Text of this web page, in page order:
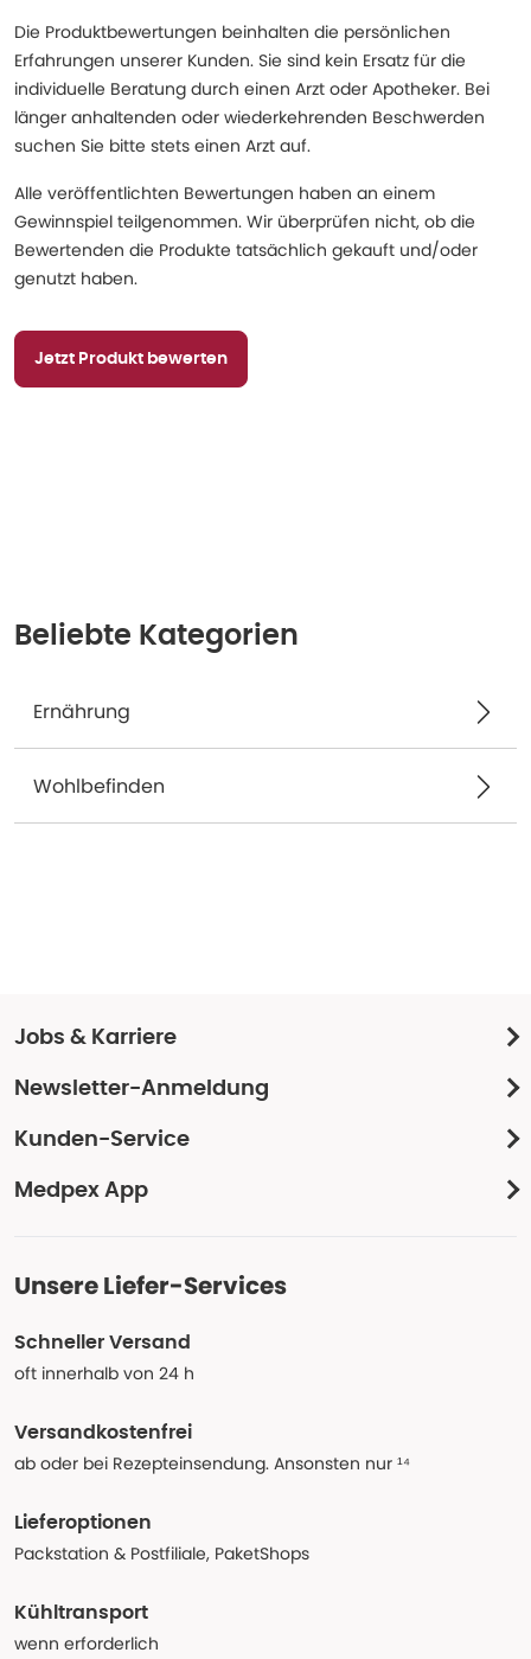
Die Produktbewertungen beinhalten die persönlichen
Erfahrungen unserer Kunden. Sie sind kein Ersatz für die
individuelle Beratung durch einen Arzt oder Apotheker. Bei
länger anhaltenden oder wiederkehrenden Beschwerden
suchen Sie bitte stets einen Arzt auf.
Alle veröffentlichten Bewertungen haben an einem
Gewinnspiel teilgenommen. Wir überprüfen nicht, ob die
Bewertenden die Produkte tatsächlich gekauft und/oder
genutzt haben.
Jetzt Produkt bewerten
Beliebte Kategorien
Ernährung
Wohlbefinden
Jobs & Karriere
Newsletter-Anmeldung
Kunden-Service
Medpex App
Unsere Liefer-Services
Schneller Versand
oft innerhalb von 24 h
Versandkostenfrei
ab oder bei Rezepteinsendung. Ansonsten nur ¹⁴
Lieferoptionen
Packstation & Postfiliale, PaketShops
Kühltransport
wenn erforderlich